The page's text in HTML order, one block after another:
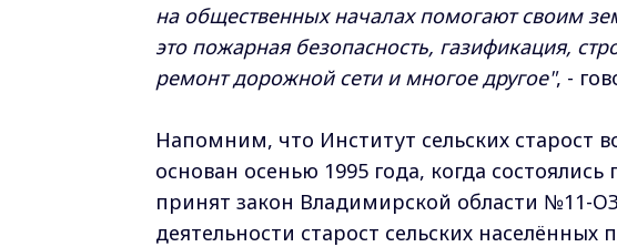
на общественных началах помогают своим
это пожарная безопасность, газификация,
ремонт дорожной сети и многое другое", -
Напомним, что Институт сельских старост
основан осенью 1995 года, когда
принят закон Владимирской области №11-
деятельности старост сельских